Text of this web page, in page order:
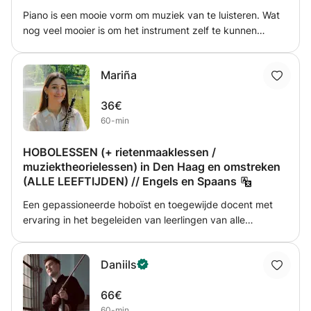
Piano is een mooie vorm om muziek van te luisteren. Wat
nog veel mooier is om het instrument zelf te kunnen
het alleen nog maak makkelijker worden. Ik werk zowel
met boeken als liedjes die de leerlingen zelf uitkiezen, ik
kies hier de passende bladmuziek voor, het leukste is
namelijk om liedjes te spelen die je zelf echt heel leuk
Mariña
36€
60-min
HOBOLESSEN (+ rietenmaaklessen /
muziektheorielessen) in Den Haag en omstreken
(ALLE LEEFTIJDEN) // Engels en Spaans
Een gepassioneerde hoboïst en toegewijde docent met
ervaring in het begeleiden van leerlingen van alle
zowel mijn kennis als mijn passie voor de hobo te delen.
Mijn lessen zijn afgestemd op elke leerling en combineren
een solide technische basis met boeiend repertoire,
Daniils
66€